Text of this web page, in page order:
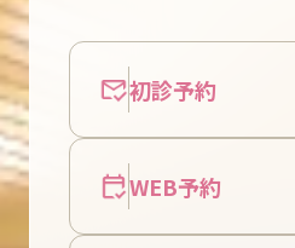
初診予約
WEB予約